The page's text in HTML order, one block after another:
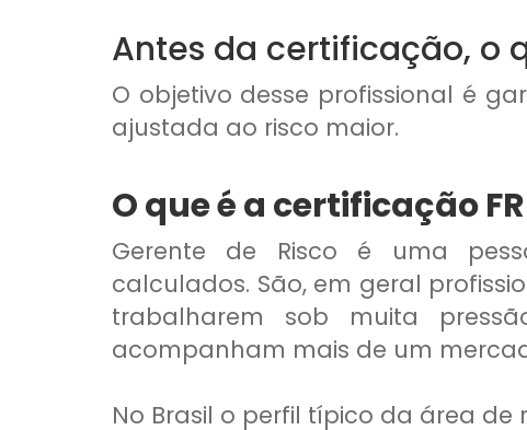
Crédito Bancário
Comercial Bancário
Tesouraria Bancária
Antes da certificação, o
O objetivo desse profissional é
ajustada ao risco maior.
O que é a certificação
Gerente de Risco é uma
calculados. São, em geral
trabalharem sob muita
acompanham mais de um
No Brasil o perfil típico da área